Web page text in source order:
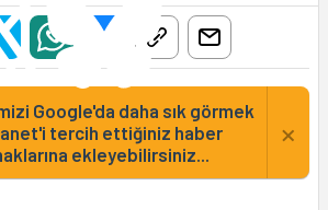
Google'da daha sık görmek
tercih ettiğiniz haber
ekleyebilirsiniz...
×